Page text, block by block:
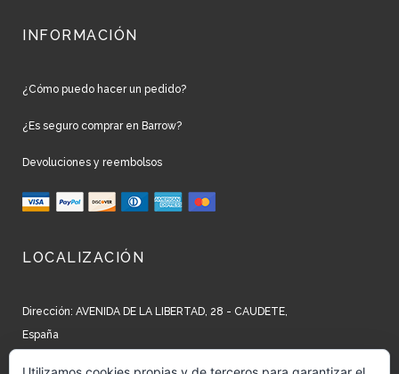
INFORMACIÓN
¿Cómo puedo hacer un pedido?
¿Es seguro comprar en Barrow?
Devoluciones y reembolsos
LOCALIZACIÓN
Dirección: AVENIDA DE LA LIBERTAD, 28 - CAUDETE,
España
Teléfono: +34 965 827 250